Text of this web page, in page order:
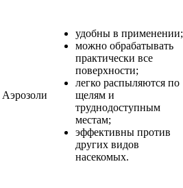
Аэрозоли
удобны в применении;
можно обрабатывать
практически все
поверхности;
легко распыляются по
щелям и
труднодоступным
местам;
эффективны против
других видов
насекомых.